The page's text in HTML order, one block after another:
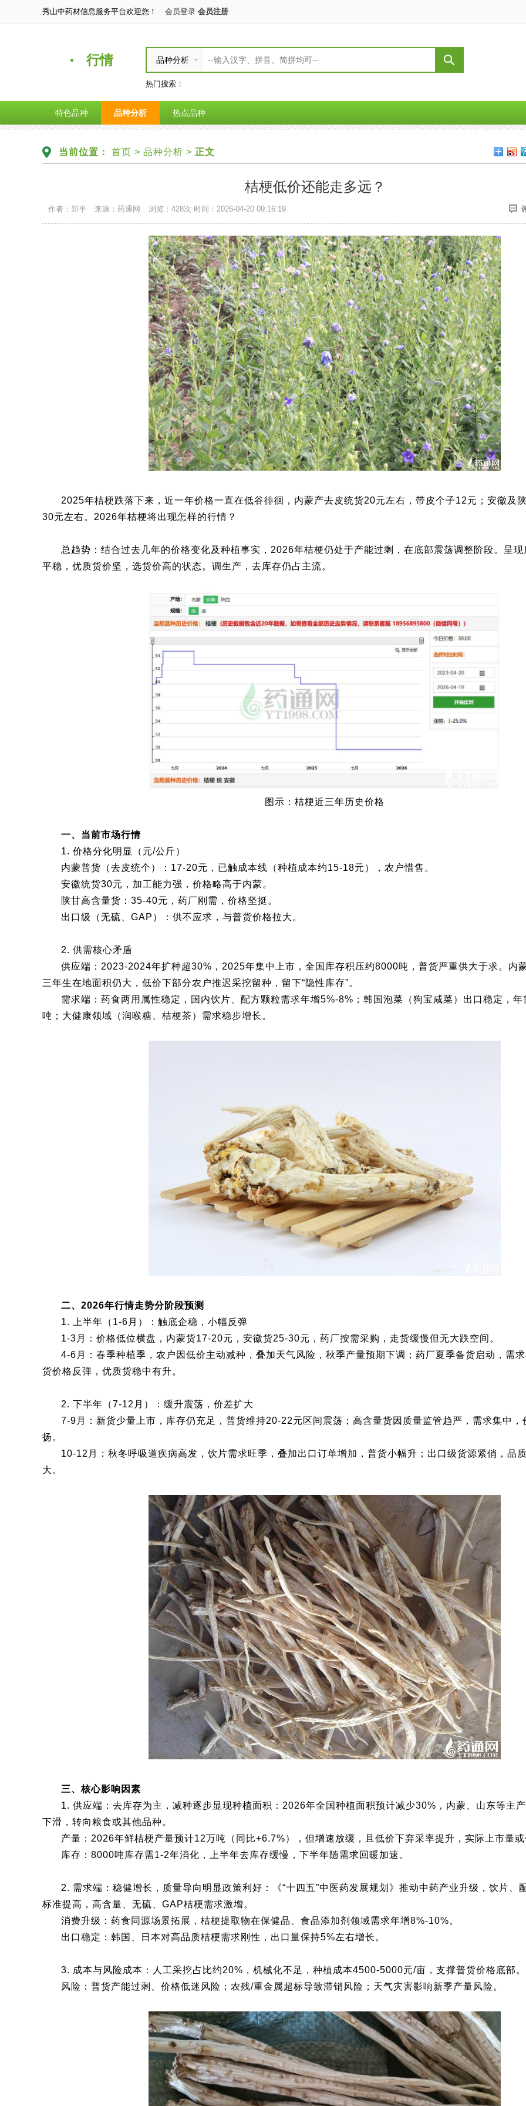
秀山中药材信息服务平台欢迎您！ 会员登录 会员注册
行情 品种分析
热门搜索：
特色品种 品种分析 热点品种
当前位置： 首页 > 品种分析 > 正文
桔梗低价还能走多远？
作者：郑平 来源：药通网 浏览：428次 时间：2026-04-20 09:16:19
2025年桔梗跌落下来，近一年价格一直在低谷徘徊，内蒙产去皮统货20元左右，带皮个子12元；安徽及
30元左右。2026年桔梗将出现怎样的行情？
总趋势：结合过去几年的价格变化及种植事实，2026年桔梗仍处于产能过剩，在底部震荡调整阶段。呈现
平稳，优质货价坚，选货价高的状态。调生产，去库存仍占主流。
图示：桔梗近三年历史价格
一、当前市场行情
1. 价格分化明显（元/公斤）
内蒙普货（去皮统个）：17-20元，已触成本线（种植成本约15-18元），农户惜售。
安徽统货30元，加工能力强，价格略高于内蒙。
陕甘高含量货：35-40元，药厂刚需，价格坚挺。
出口级（无硫、GAP）：供不应求，与普货价格拉大。
2. 供需核心矛盾
供应端：2023-2024年扩种超30%，2025年集中上市，全国库存积压约8000吨，普货严重供大于求。内
三年生在地面积仍大，低价下部分农户推迟采挖留种，留下“隐性库存”。
需求端：药食两用属性稳定，国内饮片、配方颗粒需求年增5%-8%；韩国泡菜（狗宝咸菜）出口稳定，年
吨；大健康领域（润喉糖、桔梗茶）需求稳步增长。
二、2026年行情走势分阶段预测
1. 上半年（1-6月）：触底企稳，小幅反弹
1-3月：价格低位横盘，内蒙货17-20元，安徽货25-30元，药厂按需采购，走货缓慢但无大跌空间。
4-6月：春季种植季，农户因低价主动减种，叠加天气风险，秋季产量预期下调；药厂夏季备货启动，需
货价格反弹，优质货稳中有升。
2. 下半年（7-12月）：缓升震荡，价差扩大
7-9月：新货少量上市，库存仍充足，普货维持20-22元区间震荡；高含量货因质量监管趋严，需求集中，
扬。
10-12月：秋冬呼吸道疾病高发，饮片需求旺季，叠加出口订单增加，普货小幅升；出口级货源紧俏，品
大。
三、核心影响因素
1. 供应端：去库存为主，减种逐步显现种植面积：2026年全国种植面积预计减少30%，内蒙、山东等主
下滑，转向粮食或其他品种。
产量：2026年鲜桔梗产量预计12万吨（同比+6.7%），但增速放缓，且低价下弃采率提升，实际上市量或
库存：8000吨库存需1-2年消化，上半年去库存缓慢，下半年随需求回暖加速。
2. 需求端：稳健增长，质量导向明显政策利好：《“十四五”中医药发展规划》推动中药产业升级，饮片、
标准提高，高含量、无硫、GAP桔梗需求激增。
消费升级：药食同源场景拓展，桔梗提取物在保健品、食品添加剂领域需求年增8%-10%。
出口稳定：韩国、日本对高品质桔梗需求刚性，出口量保持5%左右增长。
3. 成本与风险成本：人工采挖占比约20%，机械化不足，种植成本4500-5000元/亩，支撑普货价格底部。
风险：普货产能过剩、价格低迷风险；农残/重金属超标导致滞销风险；天气灾害影响新季产量风险。